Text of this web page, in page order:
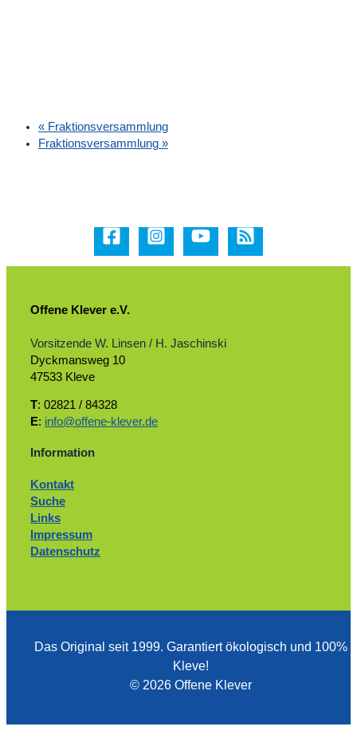
« Fraktionsversammlung
Fraktionsversammlung »
Offene Klever e.V.
Vorsitzende W. Linsen / H. Jaschinski
Dyckmansweg 10
47533 Kleve
T: 02821 / 84328
E: info@offene-klever.de
Information
Kontakt
Suche
Links
Impressum
Datenschutz
Das Original seit 1999. ­Garantiert ökologisch und 100%
Kleve!
© 2026 Offene Klever